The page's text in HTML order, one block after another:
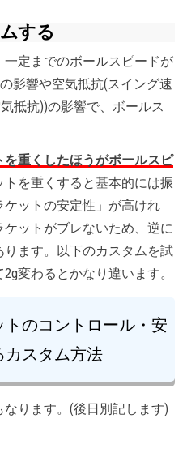
する
定までのボールスピードが
影響や空気抵抗(スイング速
抵抗))の影響で、ボールス
を重くしたほうがボールスピ
トを重くすると基本的には振
ットの安定性」が高けれ
ットがブレないため、逆に
ます。以下のカスタムを試
変わるとかなり違います。
トのコントロール・安
カスタム方法
ります。(後日別記します)